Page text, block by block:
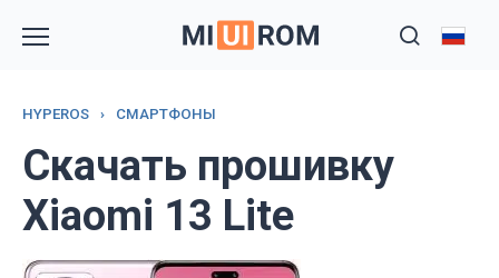
HYPEROS › СМАРТФОНЫ
Скачать прошивку
Xiaomi 13 Lite